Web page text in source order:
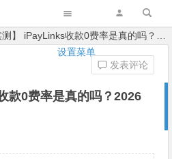
设置菜单
】 iPayLinks收款0费率是真的吗？2026最新费率详解
款0费率是真的吗？2026
发表评论